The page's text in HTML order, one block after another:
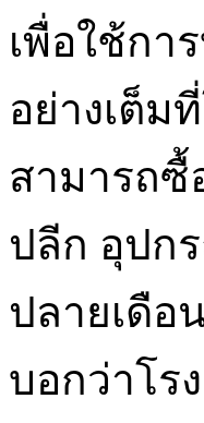
เพื่อใช้กา
อย่างเต็ม
สามารถซื้
ปลีก อุปก
ปลายเดื
บอกว่าโร